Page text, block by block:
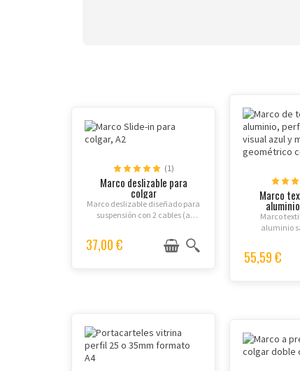
(1)
Marco deslizable para
colgar
Marco deslizable diseñado para
suspensión con 2 cables (a
Exhibición reversible frente-
dorso disponible.
37,00 €
Marco
Marco
aluminio
lavable,
disponibles.
55,59 €